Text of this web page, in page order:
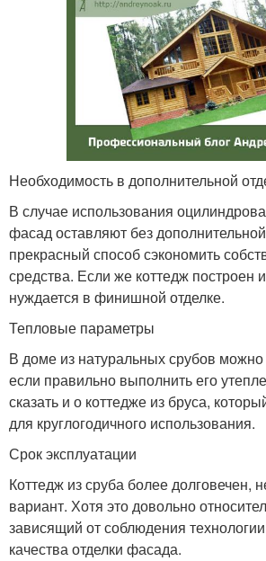
Необходимость в дополнительной
В случае использования
фасад оставляют без
прекрасный способ сэкономить
средства. Если же коттедж построен
нуждается в финишной отделке.
Тепловые параметры
В доме из натуральных срубов можно
если правильно выполнить его
сказать и о коттедже из бруса,
для круглогодичного использования.
Срок эксплуатации
Коттедж из сруба более долговечен,
вариант. Хотя это довольно
зависящий от соблюдения технологии
качества отделки фасада.